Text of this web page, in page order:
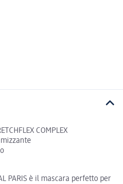
COMPLEX
PARIS è il mascara perfetto per